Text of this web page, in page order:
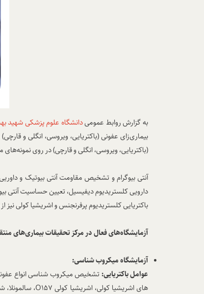
به گزارش روابط عمومیدانشگاه علوم پزشکی شهید
بیماری‌زای عفونی (باکتریایی، ویروسی، انگلی و
(باکتریایی، ویروسی، انگلی و قارچی) در روی
آنتی بیوگرام و تشخیص مقاومت آنتی بیوتیک و
دارویی کلستریدیوم دیفیسیل، تعیین حساسیت آنتی
باکتریایی کلستریدیوم پرفرنجنس و اشریشیا کولی
آزمایشگاه‌های فعال در مرکز تحقیقات بیماری‌های
آزمایشگاه میکروب شناسی:
عوامل باکتریایی: تشخیص میکروب شناسی انواع عفونت
های اشریشیا کولی، اشریشیا کولیO157، سالمونلا،